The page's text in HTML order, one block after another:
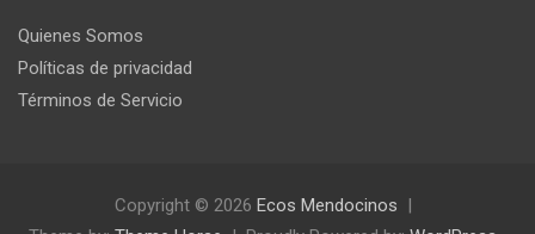
Quienes Somos
Políticas de privacidad
Términos de Servicio
Copyright © 2026 Ecos Mendocinos